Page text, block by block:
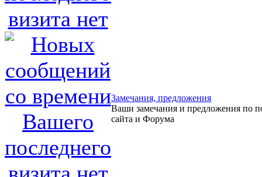
Замечания, предложения
Ваши замечания и предложения по
сайта и Форума